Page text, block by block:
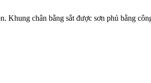
chân bằng sắt được sơn phủ bằng